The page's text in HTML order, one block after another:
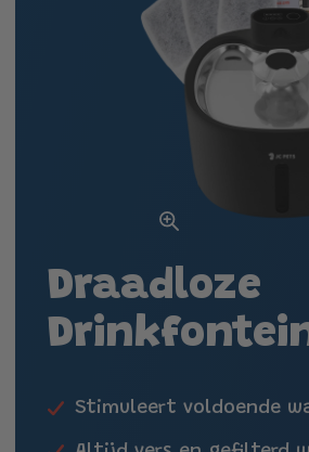
media
Draadloze
Stimuleert voldoende